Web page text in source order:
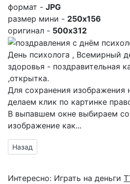
формат - JPG
размер мини - 250x156
оригинал - 500x312
День психолога , Всемирный
здоровья - поздравительная
,открытка.
Для сохранения изображения
делаем клик по картинке
В выпавшем окне выбираем
изображение как...
Предыдущий материал: праздники
Назад
Интересно: Играть на деньги